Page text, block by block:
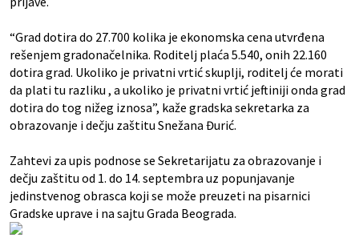
“Grad dotira do 27.700 kolika je ekonomska cena utvrđena
rešenjem gradonačelnika. Roditelj plaća 5.540, onih 22.160
dotira grad. Ukoliko je privatni vrtić skuplji, roditelj će morati
da plati tu razliku , a ukoliko je privatni vrtić jeftiniji onda grad
dotira do tog nižeg iznosa”, kaže gradska sekretarka za
obrazovanje i dečju zaštitu Snežana Đurić.
Zahtevi za upis podnose se Sekretarijatu za obrazovanje i
dečju zaštitu od 1. do 14. septembra uz popunjavanje
jedinstvenog obrasca koji se može preuzeti na pisarnici
Gradske uprave i na sajtu Grada Beograda.